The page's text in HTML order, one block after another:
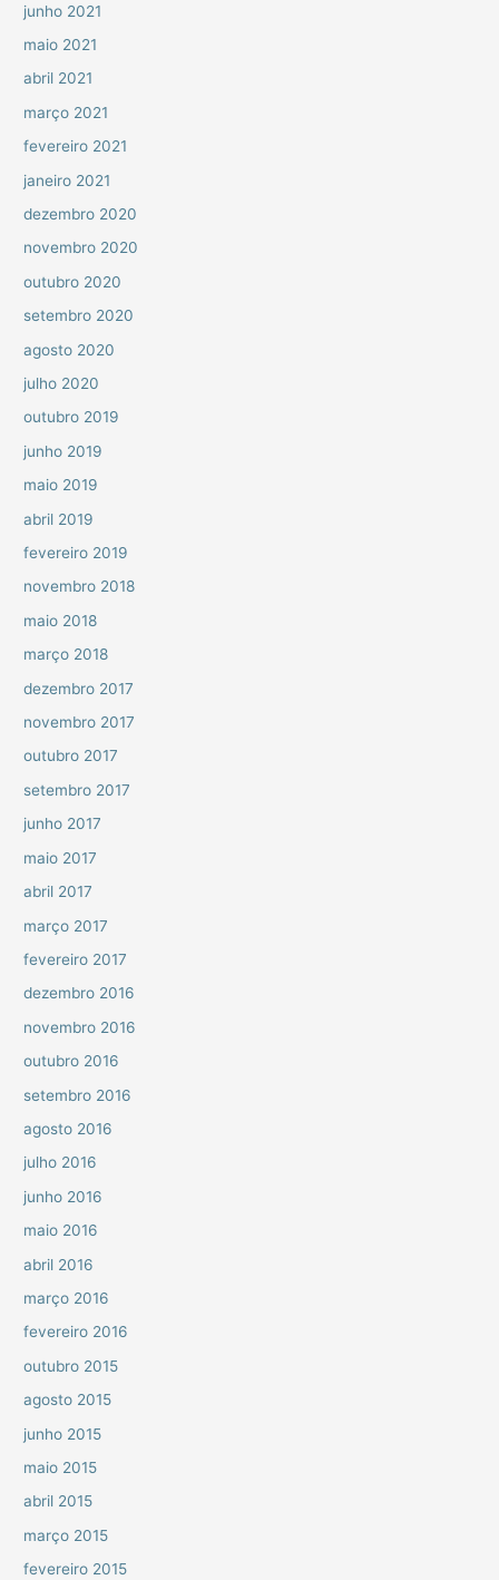
junho 2021
maio 2021
abril 2021
março 2021
fevereiro 2021
janeiro 2021
dezembro 2020
novembro 2020
outubro 2020
setembro 2020
agosto 2020
julho 2020
outubro 2019
junho 2019
maio 2019
abril 2019
fevereiro 2019
novembro 2018
maio 2018
março 2018
dezembro 2017
novembro 2017
outubro 2017
setembro 2017
junho 2017
maio 2017
abril 2017
março 2017
fevereiro 2017
dezembro 2016
novembro 2016
outubro 2016
setembro 2016
agosto 2016
julho 2016
junho 2016
maio 2016
abril 2016
março 2016
fevereiro 2016
outubro 2015
agosto 2015
junho 2015
maio 2015
abril 2015
março 2015
fevereiro 2015